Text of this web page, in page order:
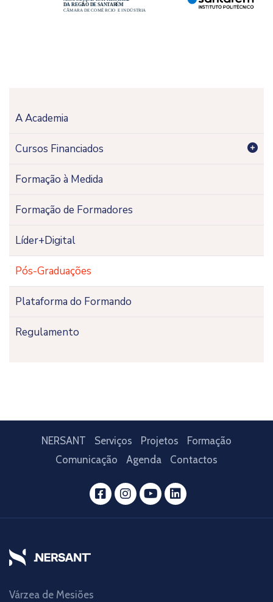
A Academia
Cursos Financiados
Formação à Medida
Formação de Formadores
Líder+Digital
Pós-Graduações
Plataforma do Formando
Regulamento
NERSANT Serviços Projetos
Formação
Comunicação
Agenda Contactos
Várzea de Mesiões